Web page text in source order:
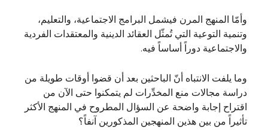
وأمّا المنهج المرن فيشمل البرامج الاجتماعية، والتعليم،
وتنمية التوعية التي تُمثّل العقائد الدينية والمعتقدات الفردية
والاجتماعية دوراً أساساً فيه.
وما يلفت الانتباه أنّ الباحثين بعد أن قضوا أوقات طويلة من
دراسة مجالات منع المخدِّرات لم يتمكنوا حتى الآن من
اقتراح إجابة واضحة عن السؤال المطروح في المنهج الأكثر
تأثيراً من بين هذين المنهجين المذكورين آنفاً؟